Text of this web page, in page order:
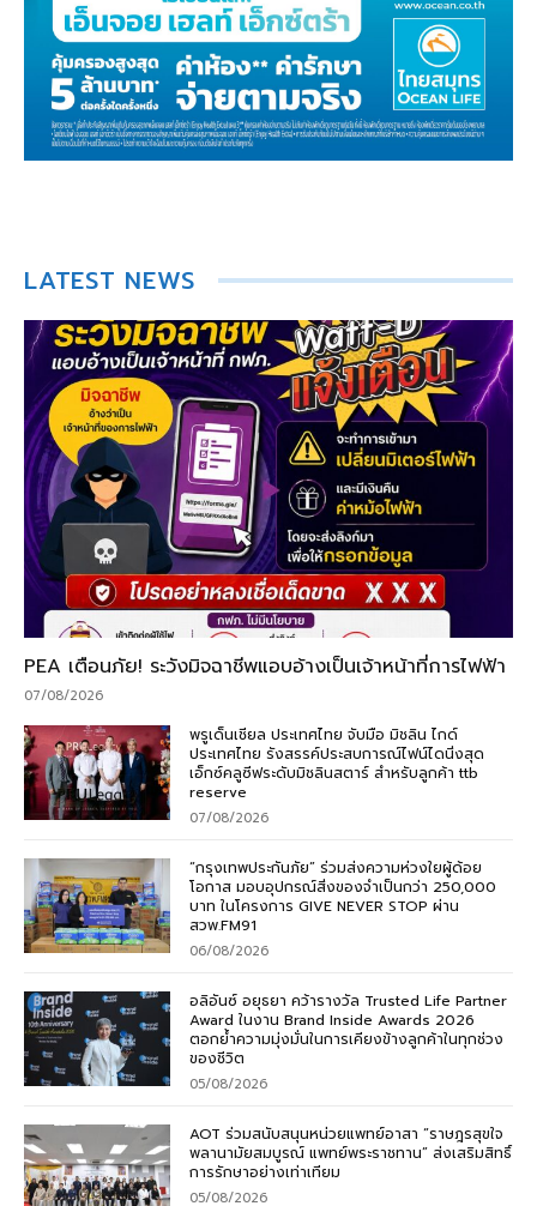
LATEST NEWS
PEA เตือนภัย! ระวังมิจฉาชีพแอบอ้างเป็นเจ้าหน้าที่การไฟฟ้า
07/08/2026
พรูเด็นเชียล ประเทศไทย จับมือ มิชลิน ไกด์
ประเทศไทย รังสรรค์ประสบการณ์ไฟน์ไดนิ่งสุด
เอ็กซ์คลูซีฟระดับมิชลินสตาร์ สำหรับลูกค้า ttb
reserve
07/08/2026
“กรุงเทพประกันภัย” ร่วมส่งความห่วงใยผู้ด้อย
โอกาส มอบอุปกรณ์สิ่งของจำเป็นกว่า 250,000
บาท ในโครงการ GIVE NEVER STOP ผ่าน
สวพ.FM91
06/08/2026
อลิอันซ์ อยุธยา คว้ารางวัล Trusted Life Partner
Award ในงาน Brand Inside Awards 2026
ตอกย้ำความมุ่งมั่นในการเคียงข้างลูกค้าในทุกช่วง
ของชีวิต
05/08/2026
AOT ร่วมสนับสนุนหน่วยแพทย์อาสา “ราษฎรสุขใจ
พลานามัยสมบูรณ์ แพทย์พระราชทาน” ส่งเสริมสิทธิ์
การรักษาอย่างเท่าเทียม
05/08/2026